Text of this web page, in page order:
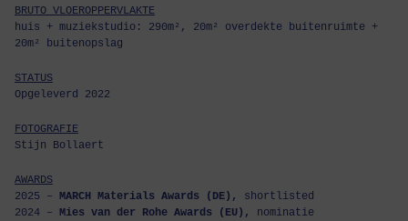
BRUTO VLOEROPPERVLAKTE
huis + muziekstudio: 290m², 20m² overdekte buitenruimte +
20m² buitenopslag
STATUS
Opgeleverd 2022
FOTOGRAFIE
Stijn Bollaert
AWARDS
2025 – MARCH Materials Awards (DE),
shortlisted
2024 – Mies van der Rohe Awards (EU),
nominatie